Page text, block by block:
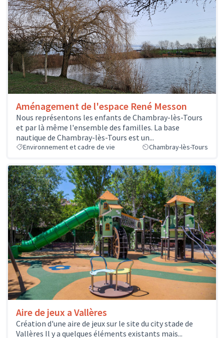
Aménagement de l'espace René Messon
Nous représentons les enfants de Chambray-lès-Tours
et par là même l'ensemble des familles. La base
nautique de Chambray-lès-Tours est un...
Environnement et cadre de vie Chambray-lès-Tours
Aire de jeux a Vallères
Création d'une aire de jeux sur le site du city stade de
Vallères Il y a quelques éléments existants mais...